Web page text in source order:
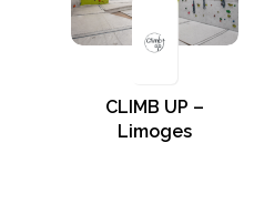
CLIMB UP –
Limoges